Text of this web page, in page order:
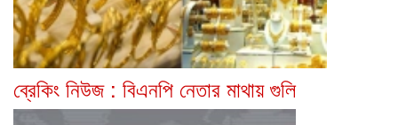
ব্রেকিং নিউজ : বিএনপি নেতার মাথায় গুলি